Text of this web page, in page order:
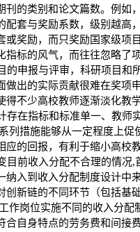
刊的类别和论文篇数。例如
配套与奖励系数，级别越高
或奖励，而只奖励国家级项
标的风气，而往往忽略了
的申报与评审，科研项目
做出的实际贡献很难在奖项
不少高校教师逐渐淡化教
存在指标和标准单一、教师
列措施能够从一定程度上
的回报，有利于缩小高校
目前收入分配不合理的情况,
纳入到收入分配制度设计中
创新链的不同环节（包括基
作岗位实施不同的收入分
合自身特点的劳务费和间接